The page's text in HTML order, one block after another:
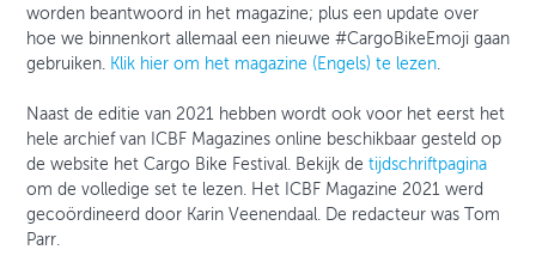
worden beantwoord in het magazine; plus een update over
hoe we binnenkort allemaal een nieuwe #CargoBikeEmoji gaan
gebruiken. Klik hier om het magazine (Engels) te lezen.
Naast de editie van 2021 hebben wordt ook voor het eerst het
hele archief van ICBF Magazines online beschikbaar gesteld op
de website het Cargo Bike Festival. Bekijk de tijdschriftpagina
om de volledige set te lezen. Het ICBF Magazine 2021 werd
gecoördineerd door Karin Veenendaal. De redacteur was Tom
Parr.